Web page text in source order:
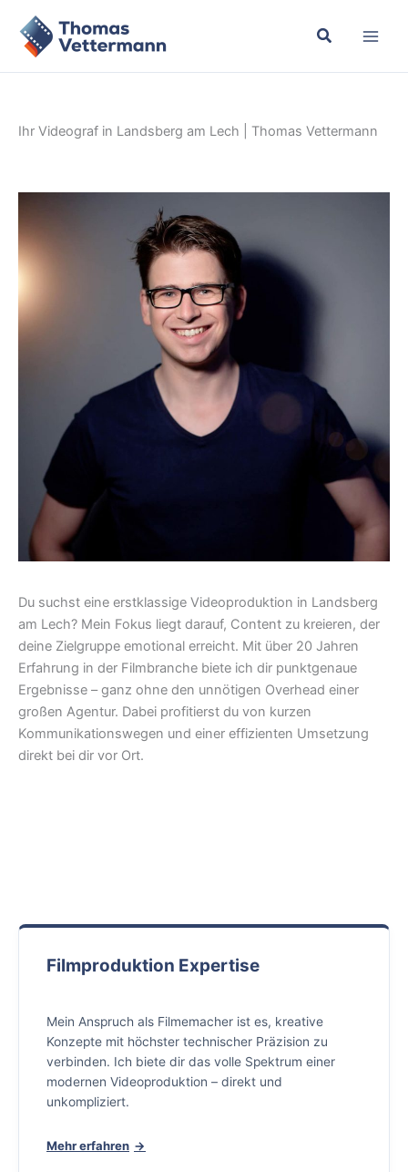
Inhalt
springen
Ihr Videograf in Landsberg am Lech | Thomas Vettermann
Du suchst eine erstklassige Videoproduktion in Landsberg
am Lech? Mein Fokus liegt darauf, Content zu kreieren, der
deine Zielgruppe emotional erreicht. Mit über 20 Jahren
Erfahrung in der Filmbranche biete ich dir punktgenaue
Ergebnisse – ganz ohne den unnötigen Overhead einer
großen Agentur. Dabei profitierst du von kurzen
Kommunikationswegen und einer effizienten Umsetzung
direkt bei dir vor Ort.
Filmproduktion Expertise
Mein Anspruch als Filmemacher ist es, kreative
Konzepte mit höchster technischer Präzision zu
verbinden. Ich biete dir das volle Spektrum einer
modernen Videoproduktion – direkt und
unkompliziert.
Mehr erfahren